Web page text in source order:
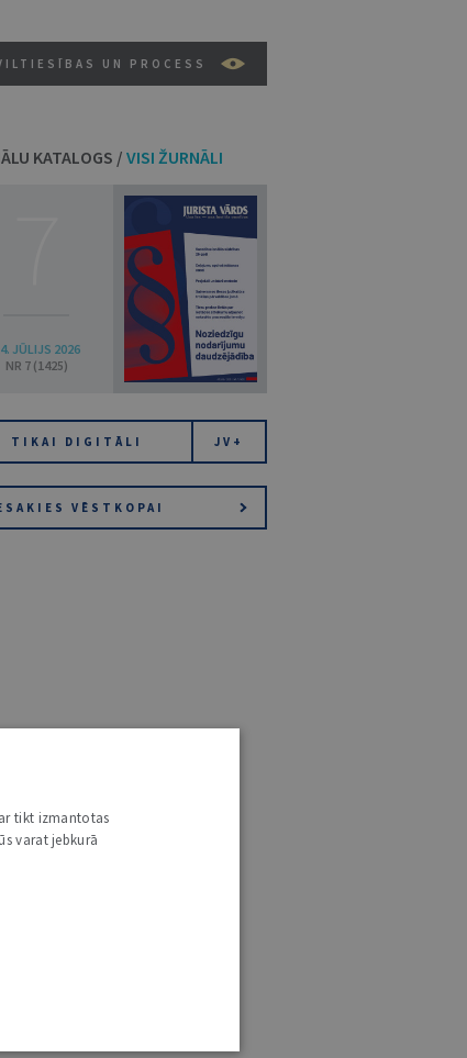
UN PROCESS
KATALOGS /VISI ŽURNĀLI
JŪLIJS 2026
NR 7 (1425)
TIKAI DIGITĀLI JV+
VĒSTKOPAI
tikt izmantotas
varat jebkurā